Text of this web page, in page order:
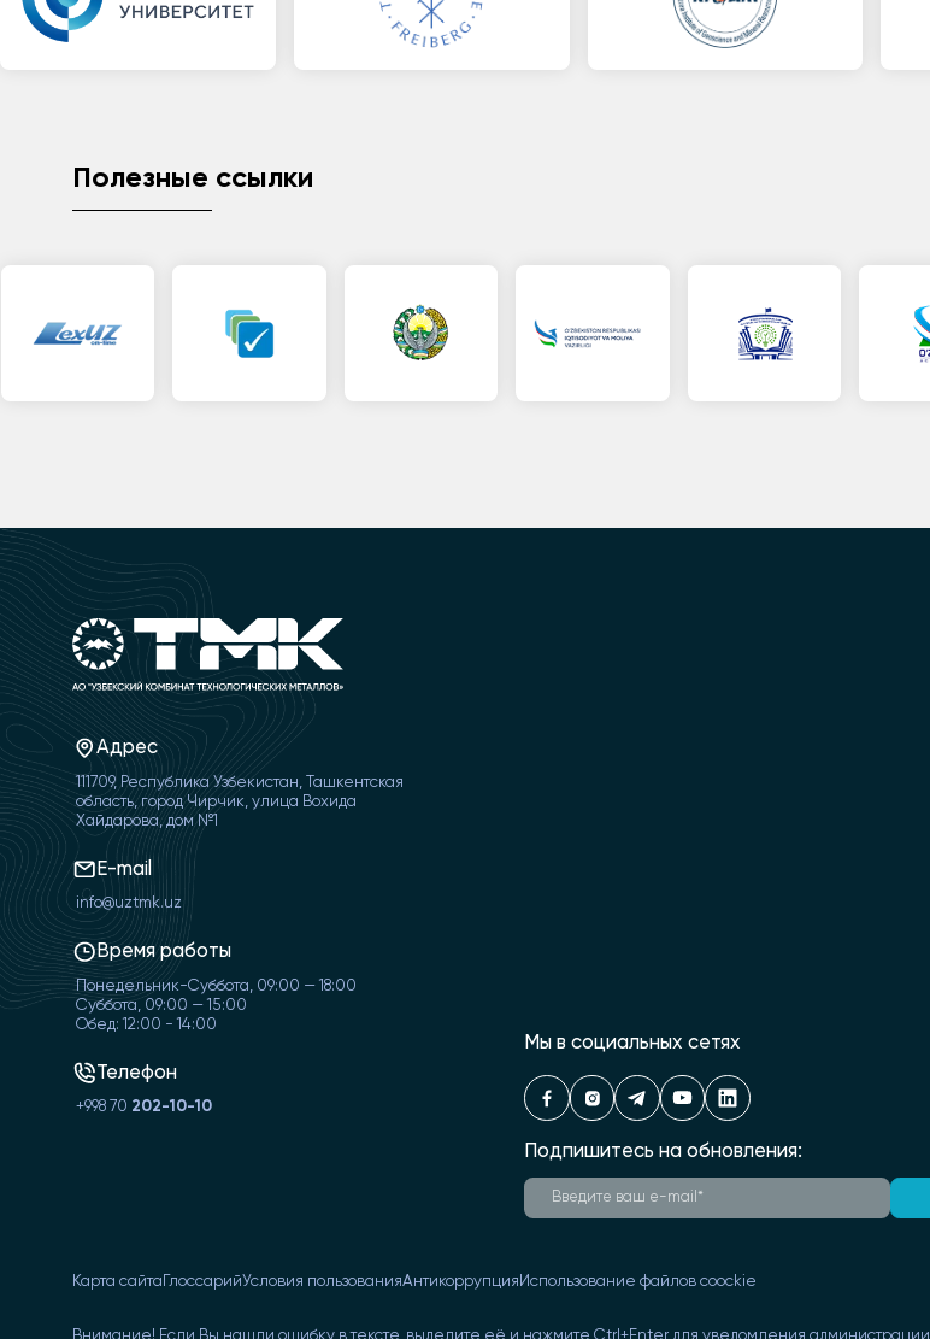
Полезные ссылки
Адрес
111709, Республика Узбекистан, Ташкентская
область, город Чирчик, улица Вохида
Хайдарова, дом №1
E-mail
info@uztmk.uz
Время работы
Понедельник-Суббота, 09:00 — 18:00
Суббота, 09:00 — 15:00
Обед: 12:00 - 14:00
Телефон
+998 70 202-10-10
Мы в социальных сетях
Подпишитесь на обновления:
Карта сайта ГлоссарийУсловия пользованияАнтикоррупция Использование файлов coockie
Внимание! Если Вы нашли ошибку в тексте, выделите её и нажмите Ctrl+Enter для уведомления администрации